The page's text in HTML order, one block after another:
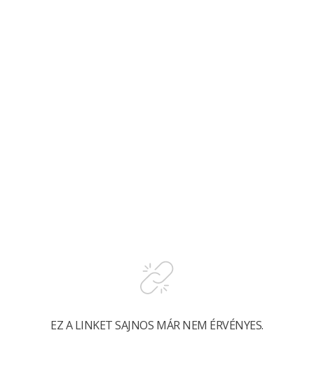
EZ A LINKET SAJNOS MÁR NEM ÉRVÉNYES.